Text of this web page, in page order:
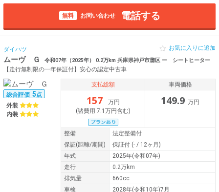
無料 お問い合わせ 電話する
ダイハツ
ムーヴ Ｇ 令和07年（2025年） 0.2万km 兵庫県神戸市灘区 ー シートヒーター
【走行無制限の一年保証付】安心の認定中古車
お気に入りに追加
総合評価 5点
外装
内装
支払総額
157
万円
(諸費用 7.1万円含む)
車両価格
149.9 万円
整備
法定整備付
保証(距離/期間) 保証付 (- / 12ヶ月)
年式
2025年(令和07年)
走行
0.2万km
排気量
660cc
車検
2028年(令和10年)7月